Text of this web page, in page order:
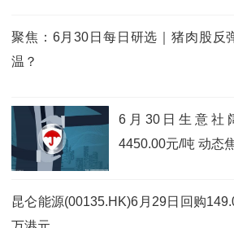
聚焦：6月30日每日研选｜猪肉股反
温？
6月30日生意社
4450.00元/吨 动态
昆仑能源(00135.HK)6月29日回购